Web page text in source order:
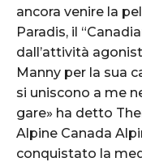
ancora venire la
Paradis, il
dall’attività
Manny per la sua
si uniscono a me
gare» ha detto
Alpine Canada
conquistato la